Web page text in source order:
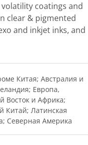
coatings and
clear & pigmented
and inkjet inks, and
Китая; Австралия и
Европа,
Восток и Африка;
Китай; Латинская
Северная Америка